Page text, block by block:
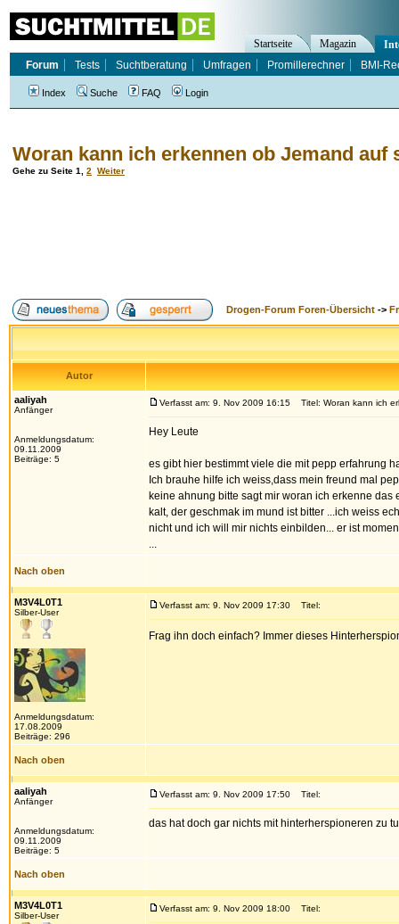
Woran kann ich erkennen ob Jemand auf
Gehe zu Seite 1 2 Weiter
Drogen-Forum Foren-Übersicht ->
Autor
aaliyah
Anfänger
Anmeldungsdatum:
09.11.2009
Beiträge: 5
Verfasst am: 9. Nov 2009 16:15 Titel: Woran kann ich
Hey Leute
es gibt hier bestimmt viele die mit pepp erfahrung
Ich brauhe hilfe ich weiss,dass mein freund mal
keine ahnung bitte sagt mir woran ich erkenne
kalt, der geschmak im mund ist bitter ...ich weiss
nicht und ich will mir nichts einbilden... er ist
...
Nach oben
M3V4L0T1
Silber-User
Anmeldungsdatum:
17.08.2009
Beiträge: 296
Verfasst am: 9. Nov 2009 17:30 Titel:
Frag ihn doch einfach? Immer dieses
Nach oben
aaliyah
Anfänger
Anmeldungsdatum:
09.11.2009
Beiträge: 5
Verfasst am: 9. Nov 2009 17:50 Titel:
das hat doch gar nichts mit hinterherspioneren zu
Nach oben
M3V4L0T1
Silber-User
Verfasst am: 9. Nov 2009 18:00 Titel:
Startseite Magazin
Forum
Tests Suchtberatung Umfragen Promillerechner BMI-
Index Suche FAQ Login